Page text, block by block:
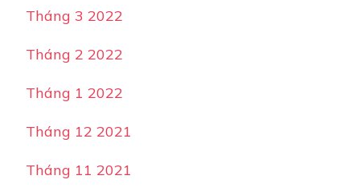
Tháng 3 2022
Tháng 2 2022
Tháng 1 2022
Tháng 12 2021
Tháng 11 2021